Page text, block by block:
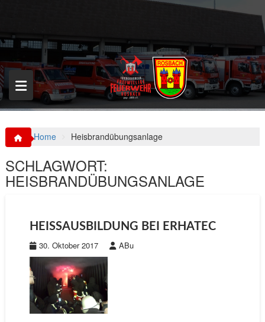
p
o
c
o
n
t
Home Heisbrandübungsanlage
SCHLAGWORT:
HEISBRANDÜBUNGSANLAGE
HEISSAUSBILDUNG BEI ERHATEC
30. Oktober 2017 ABu